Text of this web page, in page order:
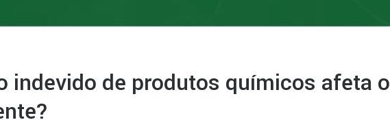
indevido de produtos químicos afeta o